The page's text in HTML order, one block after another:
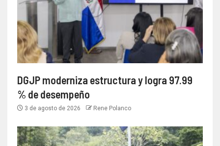
DGJP moderniza estructura y logra 97.99
% de desempeño
3 de agosto de 2026 Rene Polanco